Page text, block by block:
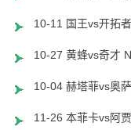
10-11 国王vs开拓
10-27 黄蜂vs奇才
10-04 赫塔菲vs奥
11-26 本菲卡vs阿